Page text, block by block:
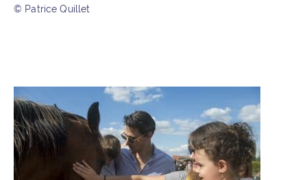
© Patrice Quillet